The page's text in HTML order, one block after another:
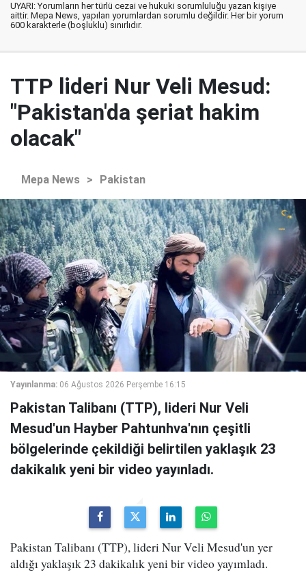
UYARI: Yorumların her türlü cezai ve hukuki sorumluluğu yazan kişiye
aittir. Mepa News, yapılan yorumlardan sorumlu değildir. Her bir yorum
600 karakterle (boşluklu) sınırlıdır.
TTP lideri Nur Veli Mesud:
"Pakistan'da şeriat hakim
olacak"
Mepa News > Pakistan
Yayınlanma: 06 Ağustos 2026 Perşembe 16:15
Pakistan Talibanı (TTP), lideri Nur Veli
Mesud'un Hayber Pahtunhva'nın çeşitli
bölgelerinde çekildiği belirtilen yaklaşık 23
dakikalık yeni bir video yayınladı.
Pakistan Talibanı (TTP), lideri Nur Veli Mesud'un yer
aldığı yaklaşık 23 dakikalık yeni bir video yayımladı.